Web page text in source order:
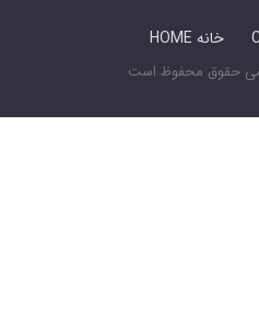
HOME خانه